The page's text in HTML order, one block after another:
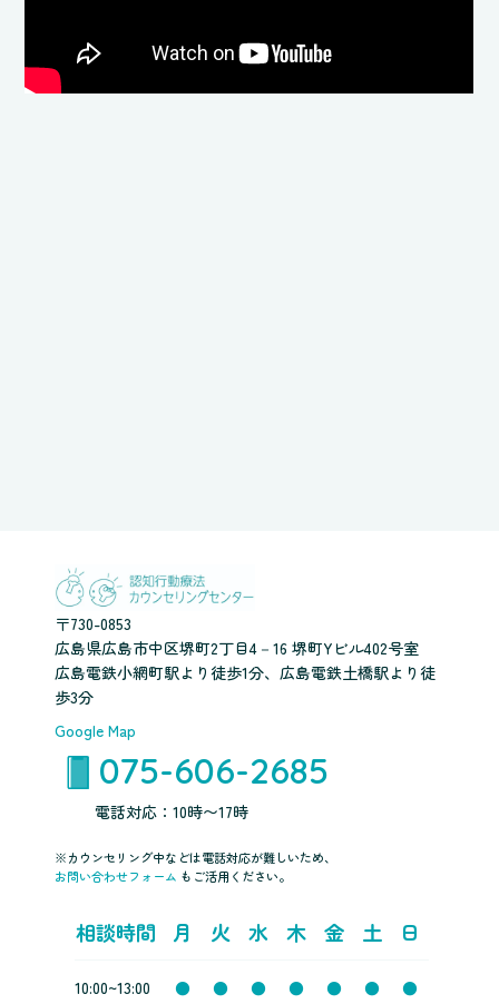
〒730-0853
広島県広島市中区堺町2丁目4－16 堺町Yビル402号室
広島電鉄小網町駅より徒歩1分、広島電鉄土橋駅より徒
歩3分
Google Map
075-606-2685
電話対応：10時〜17時
※カウンセリング中などは電話対応が難しいため、
お問い合わせフォーム もご活用ください。
相談時間 月 火 水 木 金 土 日
10:00~13:00 ● ● ● ● ● ● ●